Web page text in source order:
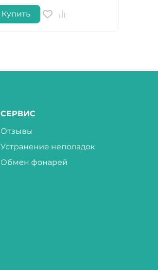
Купить
СЕРВИС
Отзывы
Устранение неполадок
Обмен фонарей